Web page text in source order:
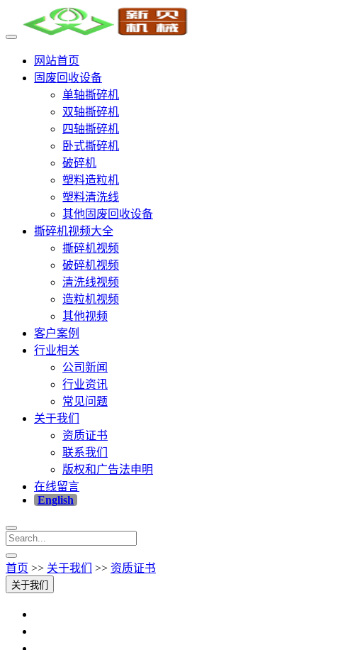
网站首页
固废回收设备
单轴撕碎机
双轴撕碎机
四轴撕碎机
卧式撕碎机
破碎机
塑料造粒机
塑料清洗线
其他固废回收设备
撕碎机视频大全
撕碎机视频
破碎机视频
清洗线视频
造粒机视频
其他视频
客户案例
行业相关
公司新闻
行业资讯
常见问题
关于我们
资质证书
联系我们
版权和广告法申明
在线留言
English
首页 >> 关于我们 >> 资质证书
关于我们